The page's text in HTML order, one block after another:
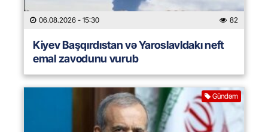
06.08.2026 - 15:30 82
Kiyev Başqırdıstan və Yaroslavldakı neft
emal zavodunu vurub
Gündəm